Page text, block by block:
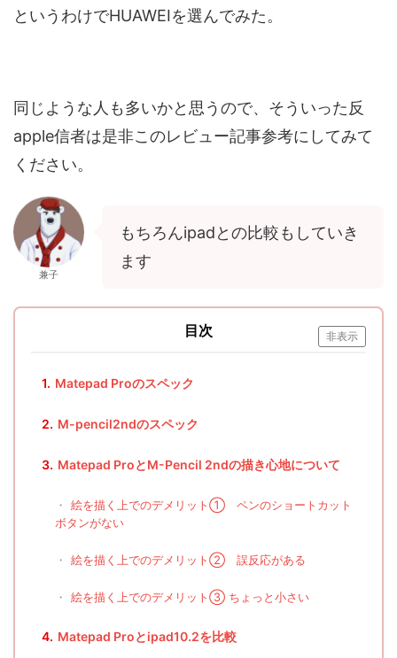
というわけでHUAWEIを選んでみた。
同じような人も多いかと思うので、そういった反
apple信者は是非このレビュー記事参考にしてみて
ください。
兼子
もちろんipadとの比較もしていき
ます
目次 非表示
1. Matepad Proのスペック
2. M-pencil2ndのスペック
3. Matepad ProとM-Pencil 2ndの描き心地について
・
絵を描く上でのデメリット① ペンのショートカット
ボタンがない
・ 絵を描く上でのデメリット② 誤反応がある
・ 絵を描く上でのデメリット③ ちょっと小さい
4. Matepad Proとipad10.2を比較